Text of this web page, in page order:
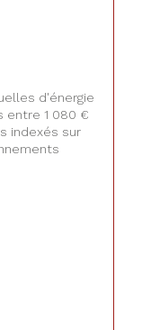
d'énergie
entre 1 080 €
indexés sur